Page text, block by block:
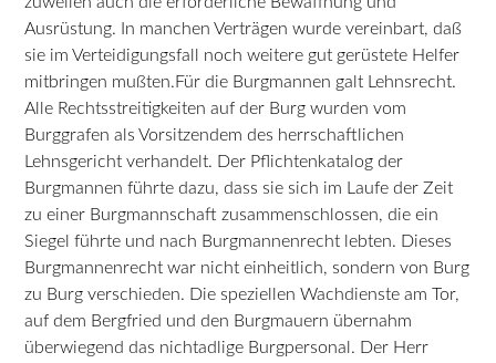
Ausrüstung. In manchen Verträgen wurde vereinbart, daß
sie im Verteidigungsfall noch weitere gut gerüstete Helfer
mitbringen mußten.Für die Burgmannen galt Lehnsrecht.
Alle Rechtsstreitigkeiten auf der Burg wurden vom
Burggrafen als Vorsitzendem des herrschaftlichen
Lehnsgericht verhandelt. Der Pflichtenkatalog der
Burgmannen führte dazu, dass sie sich im Laufe der Zeit
zu einer Burgmannschaft zusammenschlossen, die ein
Siegel führte und nach Burgmannenrecht lebten. Dieses
Burgmannenrecht war nicht einheitlich, sondern von Burg
zu Burg verschieden. Die speziellen Wachdienste am Tor,
auf dem Bergfried und den Burgmauern übernahm
überwiegend das nichtadlige Burgpersonal. Der Herr